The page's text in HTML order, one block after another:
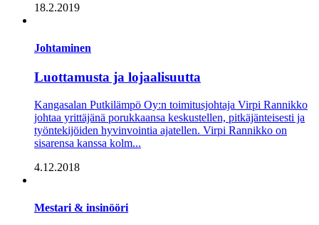
18.2.2019
Johtaminen
Luottamusta ja lojaalisuutta
Kangasalan Putkilämpö Oy:n toimitusjohtaja Virpi Rannikko
johtaa yrittäjänä porukkaansa keskustellen, pitkäjänteisesti ja
työntekijöiden hyvinvointia ajatellen. Virpi Rannikko on
sisarensa kanssa kolm...
4.12.2018
Mestari & insinööri